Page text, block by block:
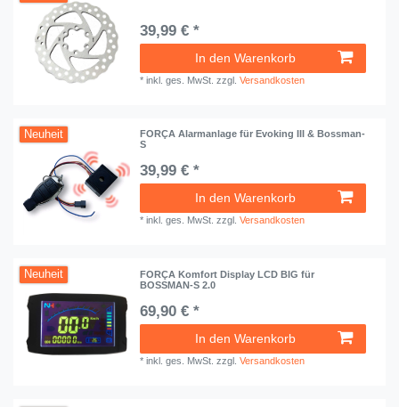
39,99 € *
In den Warenkorb
*inkl. ges. MwSt. zzgl.Versandkosten
Neuheit
FORÇA Alarmanlage für Evoking III & Bossman-
S
39,99 € *
In den Warenkorb
*inkl. ges. MwSt. zzgl.Versandkosten
Neuheit
FORÇA Komfort Display LCD BIG für
BOSSMAN-S 2.0
69,90 € *
In den Warenkorb
*inkl. ges. MwSt. zzgl.Versandkosten